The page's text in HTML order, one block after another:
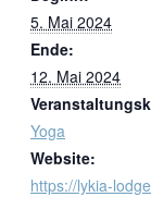
5. Mai 2024
Ende:
12. Mai 2024
Yoga
Website:
https://lykia-